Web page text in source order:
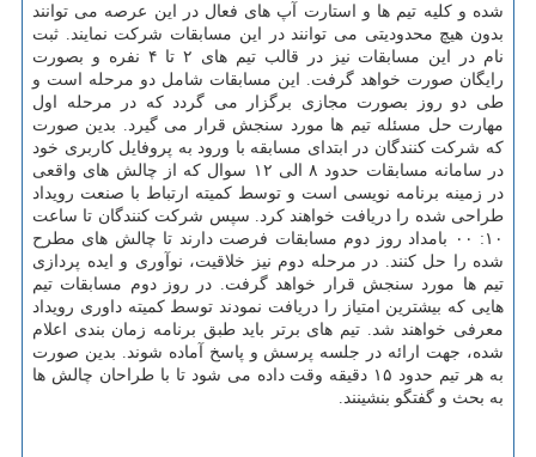
شده و کلیه تیم ها و استارت آپ های فعال در این عرصه می توانند
بدون هیچ محدودیتی می توانند در این مسابقات شرکت نمایند. ثبت
نام در این مسابقات نیز در قالب تیم های ۲ تا ۴ نفره و بصورت
رایگان صورت خواهد گرفت. این مسابقات شامل دو مرحله است و
طی دو روز بصورت مجازی برگزار می گردد که در مرحله اول
مهارت حل مسئله تیم ها مورد سنجش قرار می گیرد. بدین صورت
که شرکت کنندگان در ابتدای مسابقه با ورود به پروفایل کاربری خود
در سامانه مسابقات حدود ۸ الی ۱۲ سوال که از چالش های واقعی
در زمینه برنامه نویسی است و توسط کمیته ارتباط با صنعت رویداد
طراحی شده را دریافت خواهند کرد. سپس شرکت کنندگان تا ساعت
۱۰: ۰۰ بامداد روز دوم مسابقات فرصت دارند تا چالش های مطرح
شده را حل کنند. در مرحله دوم نیز خلاقیت، نوآوری و ایده پردازی
تیم ها مورد سنجش قرار خواهد گرفت. در روز دوم مسابقات تیم
هایی که بیشترین امتیاز را دریافت نمودند توسط کمیته داوری رویداد
معرفی خواهند شد. تیم های برتر باید طبق برنامه زمان بندی اعلام
شده، جهت ارائه در جلسه پرسش و پاسخ آماده شوند. بدین صورت
به هر تیم حدود ۱۵ دقیقه وقت داده می شود تا با طراحان چالش ها
به بحث و گفتگو بنشینند.